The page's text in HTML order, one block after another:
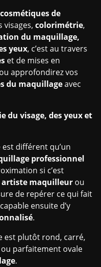
de
visages, colorimétrie,
du maquillage,
yeux, c’est au travers
et de mises en
approfondirez vos
du maquillageavec
du visage, des yeux et
est différent qu’un
professionnel
si c’est
artiste maquilleur ou
de repérer ce qui fait
ensuite d’y
.
est plutôt rond, carré,
parfaitement ovale
.